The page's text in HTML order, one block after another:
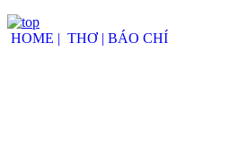
HOME | THƠ | BÁO CHÍ